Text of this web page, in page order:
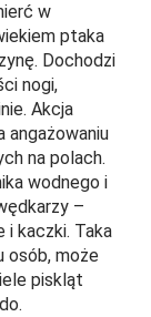
w
ptaka
Dochodzi
nogi,
Akcja
angażowaniu
na polach.
wodnego i
–
i kaczki. Taka
osób, może
piskląt